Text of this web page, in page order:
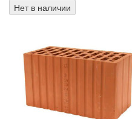
Нет в наличии